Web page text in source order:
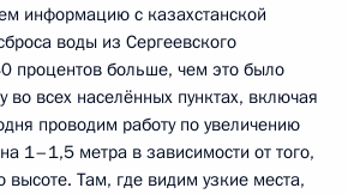
информацию с казахстанской
воды из Сергеевского
процентов больше, чем это было
во всех населённых пунктах, включая
проводим работу по увеличению
1–1,5 метра в зависимости от того,
высоте. Там, где видим узкие места,